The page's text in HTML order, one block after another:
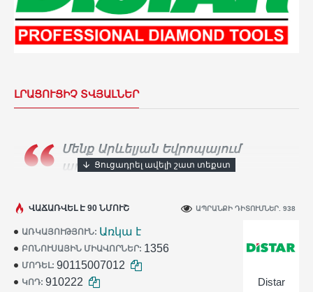
ԼՐԱՑՈՒՑԻՉ ՏՎՅԱԼՆԵՐ
Մենք Արևելյան Եվրոպայում
ադամանդե գործիքների
հազարավոր արհեստավորներ ամեն օր
աշխատանքում:
ԱՌԿԱՅՈՒԹՅՈՒՆ: Առկա է
ԲՈՆՈՒՍԱՅԻՆ ՄԻԱՎՈՐՆԵՐ: 1356
ՄՈԴԵԼ: 90115007012
ԿՈԴ: 910222 Distar
ՎԱՃԱՌՎԵԼ Է 90 ՆՄՈՒՇ ԱՊՐԱՆՔԻ ԴԻՏՈՒՄՆԵՐ. 938